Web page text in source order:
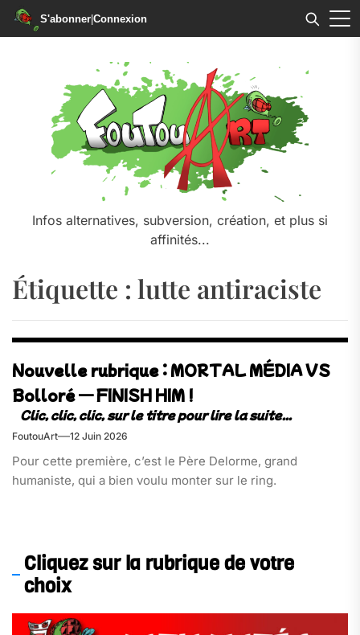
S'abonner|Connexion
Infos alternatives, subversion, création, et plus si
affinités...
Étiquette : lutte antiraciste
Nouvelle rubrique : MORTAL MÉDIA VS
Bolloré — FINISH HIM !
FoutouArt 12 Juin 2026
Pour cette première, c’est le Père Delorme, grand
humaniste, qui a bien voulu monter sur le ring.
Cliquez sur la rubrique de votre
choix